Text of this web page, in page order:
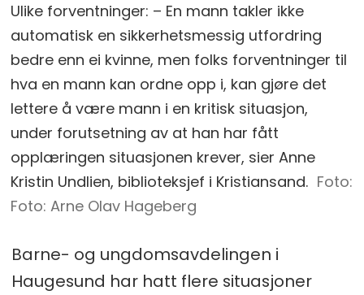
Ulike forventninger: – En mann takler ikke
automatisk en sikkerhetsmessig utfordring
bedre enn ei kvinne, men folks forventninger til
hva en mann kan ordne opp i, kan gjøre det
lettere å være mann i en kritisk situasjon,
under forutsetning av at han har fått
opplæringen situasjonen krever, sier Anne
Kristin Undlien, biblioteksjef i Kristiansand.
Foto: Arne Olav Hageberg
Barne- og ungdomsavdelingen i
Haugesund har hatt flere situasjoner